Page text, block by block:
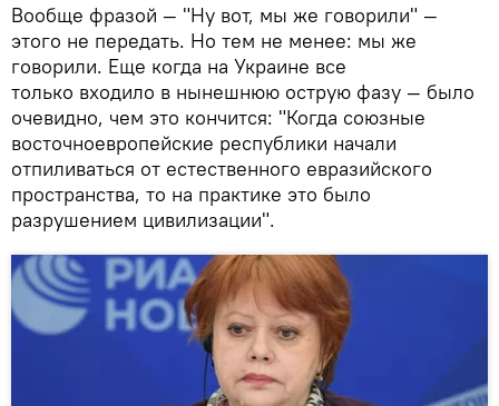
Вообще фразой — "Ну вот, мы же говорили" —
этого не передать. Но тем не менее: мы же
говорили. Еще когда на Украине все
только входило в нынешнюю острую фазу — было
очевидно, чем это кончится: "Когда союзные
восточноевропейские республики начали
отпиливаться от естественного евразийского
пространства, то на практике это было
разрушением цивилизации".